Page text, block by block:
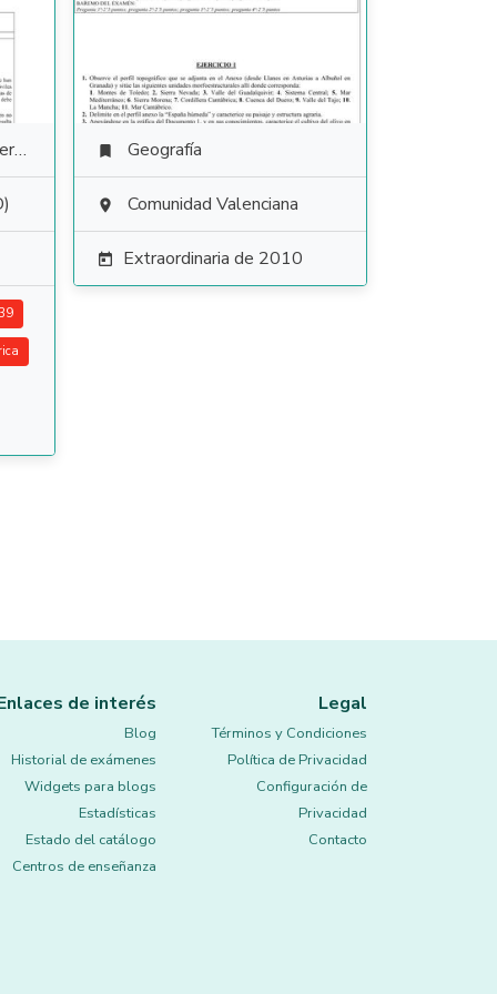
 Geografía
 Comunidad Valenciana
 Extraordinaria de 2010
de interés
Blog
Historial de exámenes
Widgets para blogs
Estadísticas
Estado del catálogo
Centros de enseñanza
Legal
Términos y Condiciones
Política de Privacidad
Configuración de
Privacidad
Contacto